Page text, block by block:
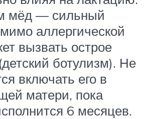
мёд — сильный
аллергической
вызвать острое
ботулизм). Не
включать его в
матери, пока
6 месяцев.